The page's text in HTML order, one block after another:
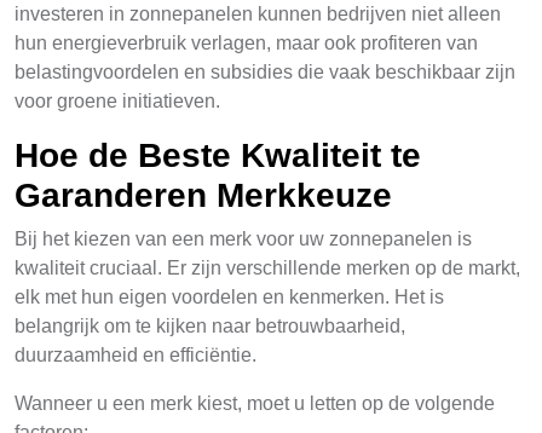
investeren in zonnepanelen kunnen bedrijven niet alleen
hun energieverbruik verlagen, maar ook profiteren van
belastingvoordelen en subsidies die vaak beschikbaar zijn
voor groene initiatieven.
Hoe de Beste Kwaliteit te
Garanderen Merkkeuze
Bij het kiezen van een merk voor uw zonnepanelen is
kwaliteit cruciaal. Er zijn verschillende merken op de markt,
elk met hun eigen voordelen en kenmerken. Het is
belangrijk om te kijken naar betrouwbaarheid,
duurzaamheid en efficiëntie.
Wanneer u een merk kiest, moet u letten op de volgende